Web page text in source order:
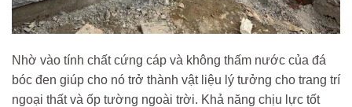
Nhờ vào tính chất cứng cáp và không thấm nước của đá
bóc đen giúp cho nó trở thành vật liệu lý tưởng cho trang trí
ngoại thất và ốp tường ngoài trời. Khả năng chịu lực tốt